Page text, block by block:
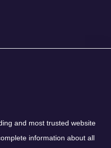
and most trusted website
information about all